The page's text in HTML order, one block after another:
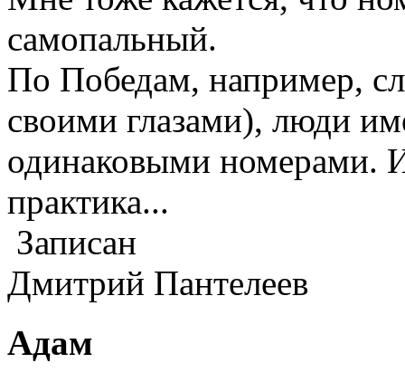
самопальный.
По Победам, например,
своими глазами), люди
одинаковыми номерами.
практика...
Записан
Дмитрий Пантелеев
Адам